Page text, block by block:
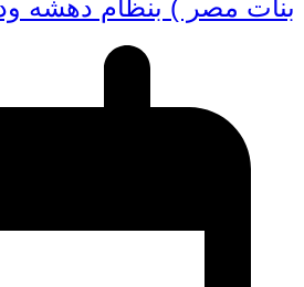
بنات مصر ) بنظام دهشه